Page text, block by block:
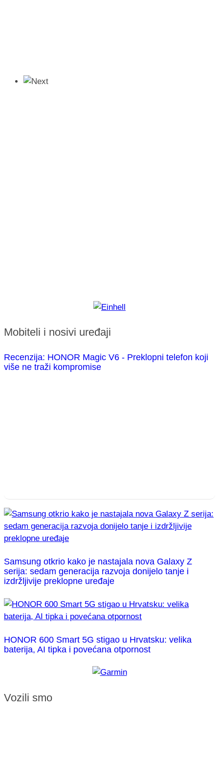
Mobiteli i nosivi uređaji
Recenzija: HONOR Magic V6 - Preklopni telefon koji
više ne traži kompromise
Samsung otkrio kako je nastajala nova Galaxy Z
serija: sedam generacija razvoja donijelo tanje i
izdržljivije preklopne uređaje
HONOR 600 Smart 5G stigao u Hrvatsku: velika
baterija, AI tipka i povećana otpornost
Vozili smo